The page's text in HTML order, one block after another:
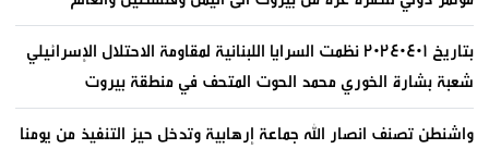
بتاريخ ٢٠٢٤٠٤٠١ نظمت السرايا اللبنانية لمقاومة الاحتلال الإسرائيلي
شعبة بشارة الخوري محمد الحوت المتحف في منطقة بيروت
واشنطن تصنف انصار الله جماعة إرهابية وتدخل حيز التنفيذ من يومنا